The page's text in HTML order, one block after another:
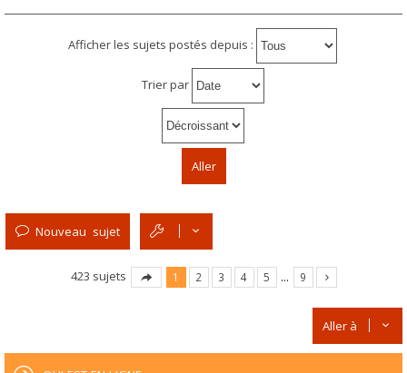
Afficher les sujets postés depuis :
Trier par
Nouveau sujet
423 sujets 1 2 3 4 5 … 9
Aller à